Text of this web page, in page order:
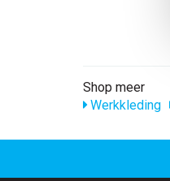
Shop meer
Werkkleding